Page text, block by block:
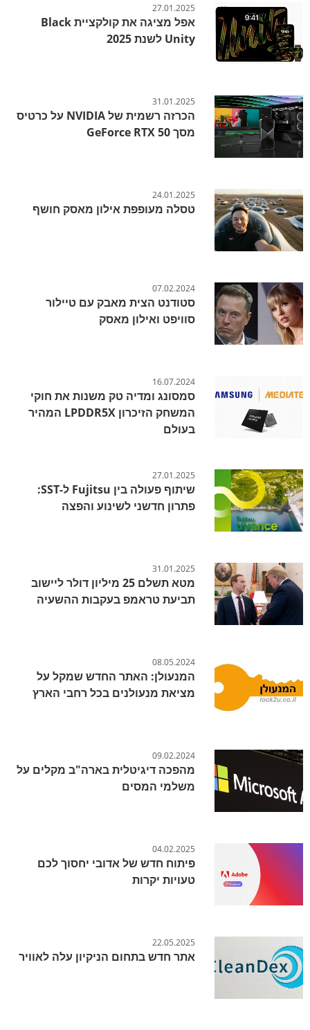
27.01.2025
אפל מציגה את קולקציית Black
Unity לשנת 2025
31.01.2025
הכרזה רשמית של NVIDIA על כרטיס
מסך GeForce RTX 50
24.01.2025
טסלה מעופפת אילון מאסק חושף
07.02.2024
סטודנט הצית מאבק עם טיילור
סוויפט ואילון מאסק
16.07.2024
סמסונג ומדיה טק משנות את חוקי
המשחק הזיכרון LPDDR5X המהיר
בעולם
27.01.2025
שיתוף פעולה בין Fujitsu ל-SST:
פתרון חדשני לשינוע והפצה
31.01.2025
מטא תשלם 25 מיליון דולר ליישוב
תביעת טראמפ בעקבות ההשעיה
08.05.2024
המנעולן: האתר החדש שמקל על
מציאת מנעולנים בכל רחבי הארץ
09.02.2024
מהפכה דיגיטלית בארה"ב מקלים על
משלמי המסים
04.02.2025
פיתוח חדש של אדובי יחסוך לכם
טעויות יקרות
22.05.2025
אתר חדש בתחום הניקיון עלה לאוויר